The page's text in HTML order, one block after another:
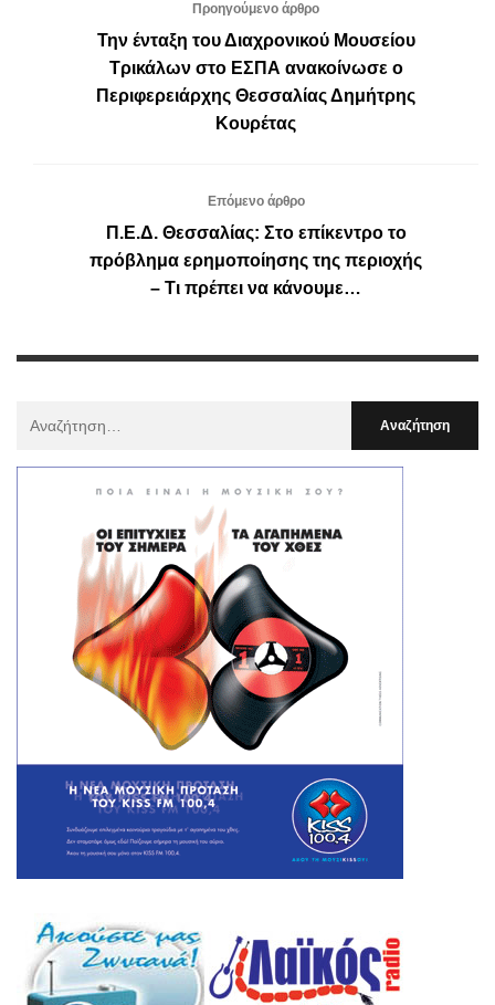
Προηγούμενο άρθρο
Την ένταξη του Διαχρονικού Μουσείου
Τρικάλων στο ΕΣΠΑ ανακοίνωσε ο
Περιφερειάρχης Θεσσαλίας Δημήτρης
Κουρέτας
Επόμενο άρθρο
Π.Ε.Δ. Θεσσαλίας: Στο επίκεντρο το
πρόβλημα ερημοποίησης της περιοχής
– Τι πρέπει να κάνουμε…
: